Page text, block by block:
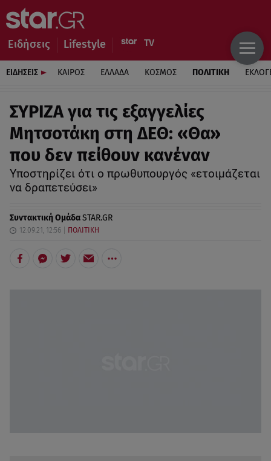
Ειδήσεις Lifestyle
ΕΙΔΗΣΕΙΣ ΚΑΙΡΟΣ ΕΛΛΑΔΑ ΚΟΣΜΟΣ ΠΟΛΙΤΙΚΗ
ΣΥΡΙΖΑ για τις εξαγγελίες
Μητσοτάκη στη ΔΕΘ: «Θα»
που δεν πείθουν κανέναν
Υποστηρίζει ότι ο πρωθυπουργός «ετοιμάζεται
να δραπετεύσει»
Συντακτική ΟμάδαSTAR.GR
12.09.21, 12:56 ΠΟΛΙΤΙΚΗ